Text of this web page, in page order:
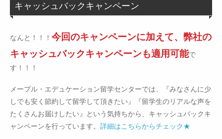
キャッシュバックキャンペーン
なんと！！！ 今回のキャンペーンに加えて、弊社の
キャッシュバックキャンペーンも適用可能で
す！！！
メープル・エデュケーション留学センターでは、『みなさんに少
しでも安く節約して留学して頂きたい』『留学生のリアルな声を
たくさんお届けしたい』という気持ちから、キャッシュバックキ
ャンペーンを行っています。 詳細はこちらからチェック★